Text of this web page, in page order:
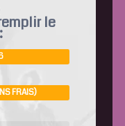
le
FRAIS)